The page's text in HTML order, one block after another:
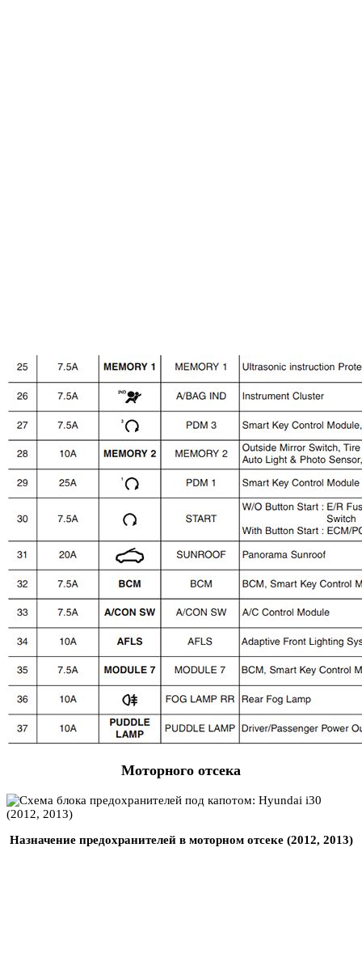
Моторного отсека
Назначение предохранителей в моторном отсеке (2012, 2013)